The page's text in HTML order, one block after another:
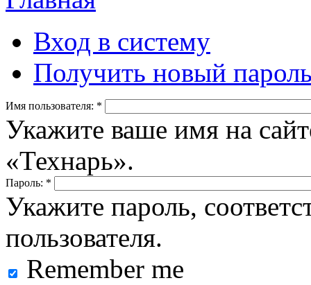
Вход в систему
Получить новый
Имя пользователя: *
Укажите ваше имя на
«Технарь».
Пароль: *
Укажите пароль,
пользователя.
Remember me